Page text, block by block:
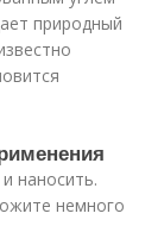
природный
наносить.
немного